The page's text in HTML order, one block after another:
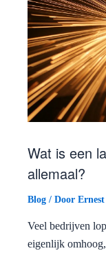
Wat is een
allemaal?
Blog / Door Ernest
Veel bedrijven
eigenlijk